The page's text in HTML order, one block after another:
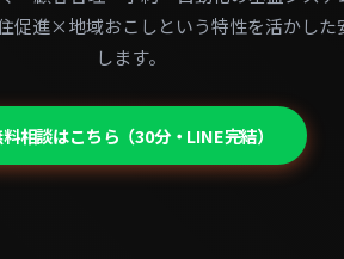
します。